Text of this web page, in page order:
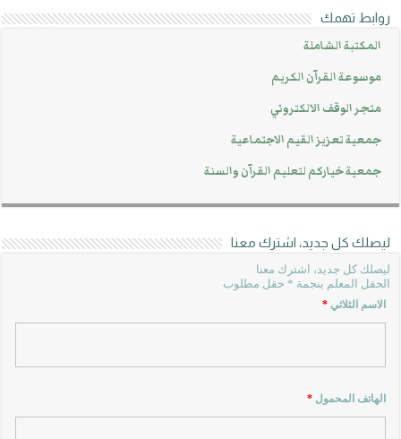
روابط تهمك
المكتبة الشاملة
موسوعة القرآن الكريم
متجر الوقف الالكتروني
جمعية تعزيز القيم الاجتماعية
جمعية خياركم لتعليم القرآن والسنة
ليصلك كل جديد، اشترك معنا
ليصلك كل جديد، اشترك معنا
الحقل المعلم بنجمة * حقل مطلوب
الاسم الثلاثي*
الهاتف المحمول*